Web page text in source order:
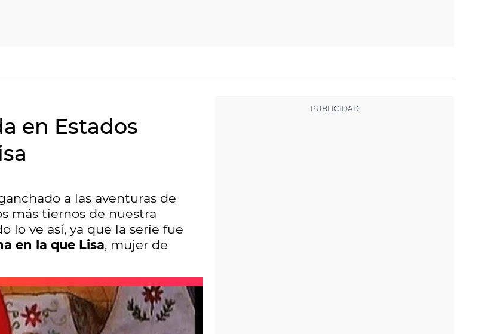
en Estados
a las aventuras de
más tiernos de nuestra
lo ve así, ya que la serie fue
en la que Lisa, mujer de